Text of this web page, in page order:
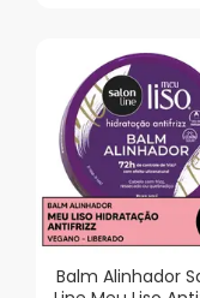
Balm Alinhador